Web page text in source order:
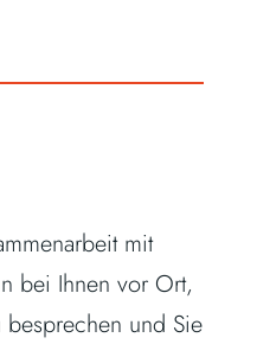
mit
bei Ihnen vor Ort,
und Sie